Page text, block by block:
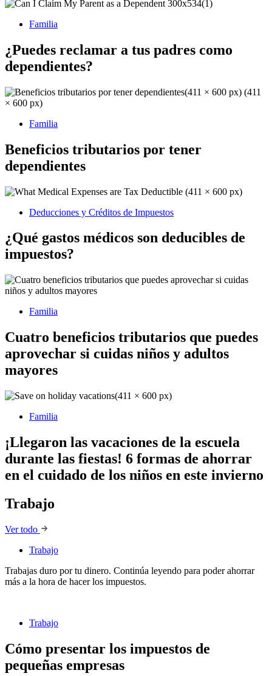
Familia
¿Puedes reclamar a tus padres como
dependientes?
Familia
Beneficios tributarios por tener
dependientes
Deducciones y Créditos de Impuestos
¿Qué gastos médicos son deducibles de
impuestos?
Familia
Cuatro beneficios tributarios que puedes
aprovechar si cuidas niños y adultos
mayores
Familia
¡Llegaron las vacaciones de la escuela
durante las fiestas! 6 formas de ahorrar
en el cuidado de los niños en este invierno
Trabajo
Ver todo
Trabajo
Trabajas duro por tu dinero. Continúa leyendo para poder ahorrar
más a la hora de hacer los impuestos.
Trabajo
Cómo presentar los impuestos de
pequeñas empresas